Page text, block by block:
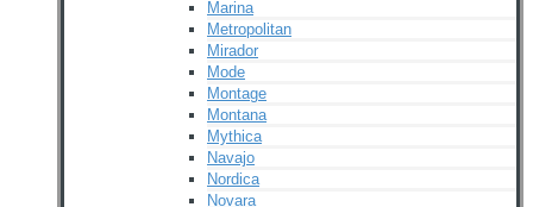
Marina
Metropolitan
Mirador
Mode
Montage
Montana
Mythica
Navajo
Nordica
Novara